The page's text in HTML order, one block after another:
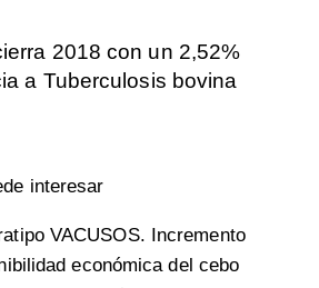
2018 con un 2,52%
a Tuberculosis bovina
interesar
VACUSOS. Incremento
económica del cebo